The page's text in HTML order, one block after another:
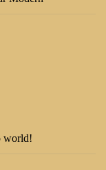
world!